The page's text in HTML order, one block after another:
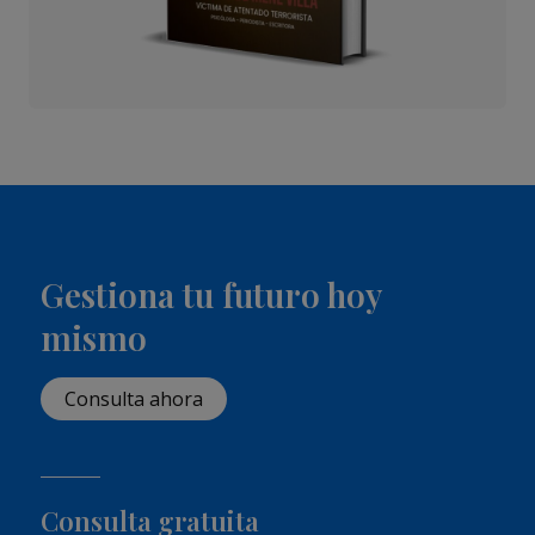
Gestiona tu futuro hoy
mismo
Consulta ahora
Consulta gratuita